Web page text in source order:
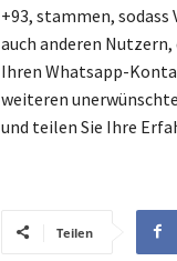
+93, stammen,
auch anderen
Ihren Whatsapp-
weiteren
und teilen Sie Ihre
Teilen